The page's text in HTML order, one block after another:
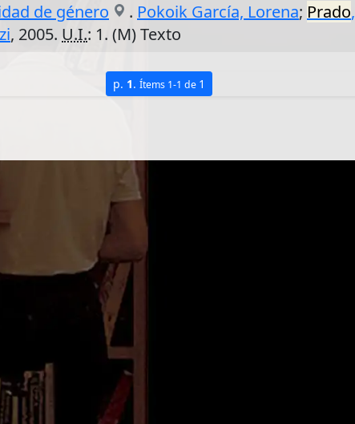
de género . Pokoik García, Lorena; Prado,
, 2005. U.I.: 1. (M) Texto
p. 1. Ítems 1-1 de 1